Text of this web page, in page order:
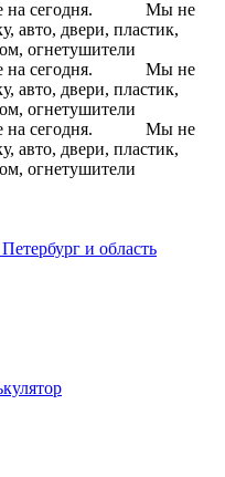
сегодня.
Мы не
авто, двери, пластик,
огнетушители
сегодня.
Мы не
авто, двери, пластик,
огнетушители
сегодня.
Мы не
авто, двери, пластик,
огнетушители
и область